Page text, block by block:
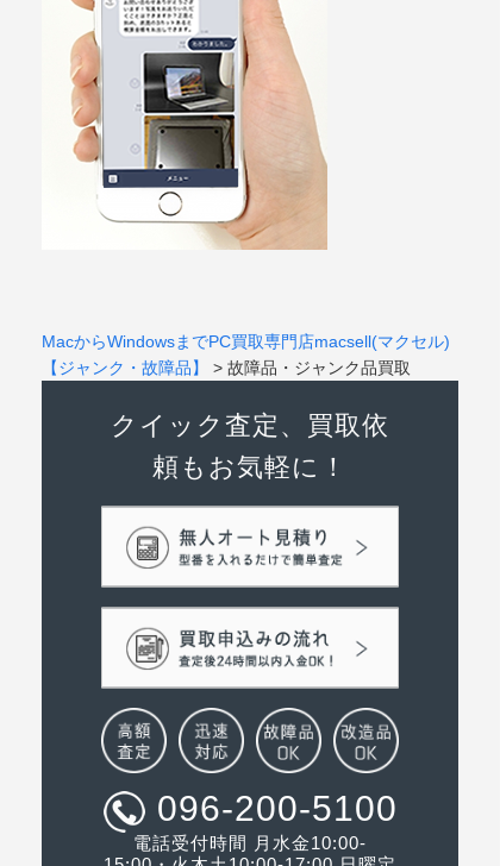
MacからWindowsまでPC買取専門店macsell(マクセル)
【ジャンク・故障品】
> 故障品・ジャンク品買取
クイック査定、買取依
頼もお気軽に！
096-200-5100
電話受付時間 月水金10:00-